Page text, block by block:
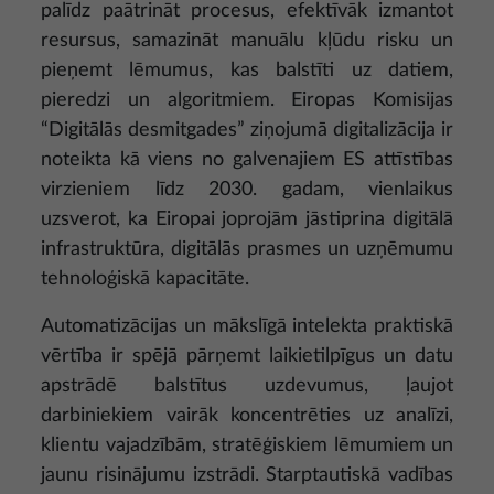
palīdz paātrināt procesus, efektīvāk izmantot
resursus, samazināt manuālu kļūdu risku un
pieņemt lēmumus, kas balstīti uz datiem,
pieredzi un algoritmiem. Eiropas Komisijas
“Digitālās desmitgades” ziņojumā digitalizācija ir
noteikta kā viens no galvenajiem ES attīstības
virzieniem līdz 2030. gadam, vienlaikus
uzsverot, ka Eiropai joprojām jāstiprina digitālā
infrastruktūra, digitālās prasmes un uzņēmumu
tehnoloģiskā kapacitāte.
Automatizācijas un mākslīgā intelekta praktiskā
vērtība ir spējā pārņemt laikietilpīgus un datu
apstrādē balstītus uzdevumus, ļaujot
darbiniekiem vairāk koncentrēties uz analīzi,
klientu vajadzībām, stratēģiskiem lēmumiem un
jaunu risinājumu izstrādi. Starptautiskā vadības